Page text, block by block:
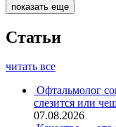
показать еще
Статьи
читать все
Офтальмолог
слезится или
07.08.2026